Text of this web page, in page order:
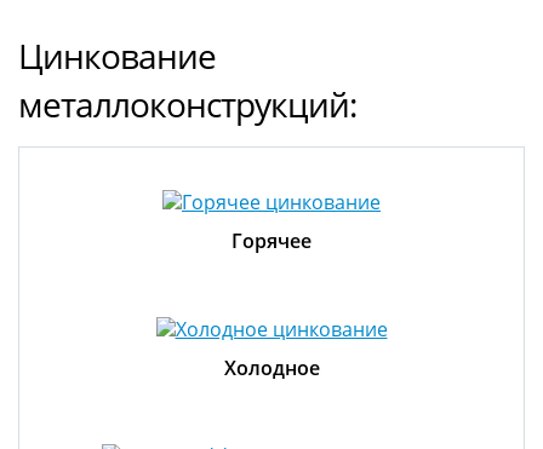
Цинкование
металлоконструкций:
Горячее
Холодное